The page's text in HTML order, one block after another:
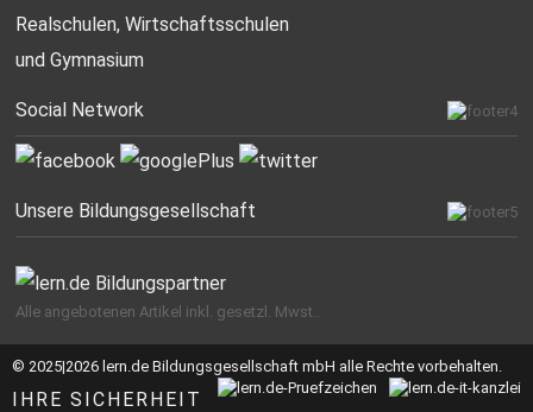
Realschulen,Wirtschaftsschulen
und Gymnasium
Social Network
Unsere Bildungsgesellschaft
Alle angebotenen Artikel inkl. gesetzl. Mwst..
© 2025|2026 lern.de Bildungsgesellschaft mbH alle Rechte vorbehalten.
IHRE SICHERHEIT